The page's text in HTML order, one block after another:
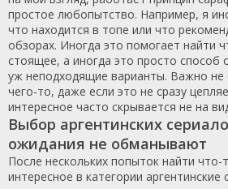
простое любопытство. Например, я
что находится в топе или что
обзорах. Иногда это помогает найти
стоящее, а иногда это просто способ
уж неподходящие варианты. Важно не
чего-то, даже если это не сразу
интересное часто скрывается не на
Выбор аргентинских
ожидания не обманывают
После нескольких попыток найти что-
интересное в категории